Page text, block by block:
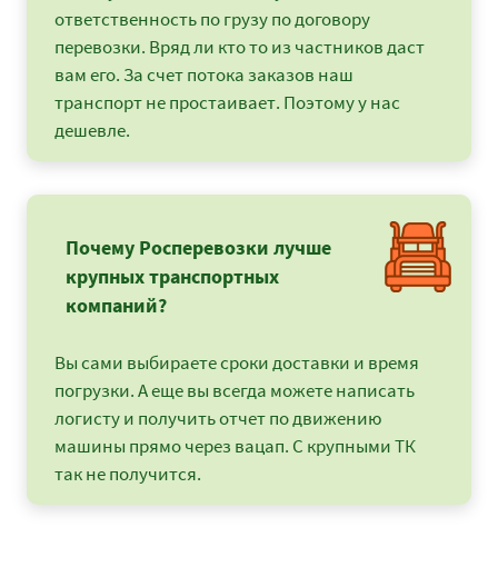
ответственность по грузу по договору
перевозки. Вряд ли кто то из частников даст
вам его. За счет потока заказов наш
транспорт не простаивает. Поэтому у нас
дешевле.
Почему Росперевозки лучше
крупных транспортных
компаний?
Вы сами выбираете сроки доставки и время
погрузки. А еще вы всегда можете написать
логисту и получить отчет по движению
машины прямо через вацап. С крупными ТК
так не получится.